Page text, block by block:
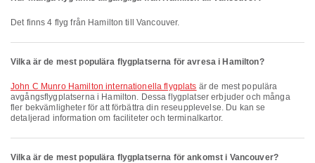
Det finns 4 flyg från Hamilton till Vancouver.
Vilka är de mest populära flygplatserna för avresa i Hamilton?
John C Munro Hamilton internationella flygplats är de mest populära
avgångsflygplatserna i Hamilton. Dessa flygplatser erbjuder och många
fler bekvämligheter för att förbättra din reseupplevelse. Du kan se
detaljerad information om faciliteter och terminalkartor.
Vilka är de mest populära flygplatserna för ankomst i Vancouver?